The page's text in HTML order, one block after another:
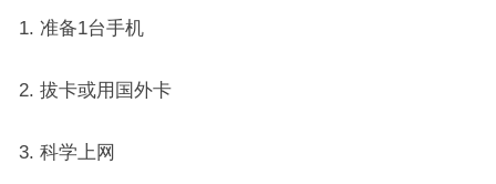
1. 准备1台手机
2. 拔卡或用国外卡
3. 科学上网